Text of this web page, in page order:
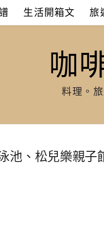
生活開箱文 旅
咖
料理。
池、松兒樂親子